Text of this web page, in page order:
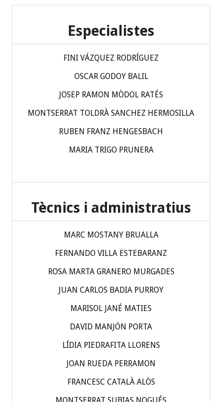
Especialistes
FINI VÁZQUEZ RODRÍGUEZ
OSCAR GODOY BALIL
JOSEP RAMON MÒDOL RATÉS
MONTSERRAT TOLDRÀ SANCHEZ HERMOSILLA
RUBEN FRANZ HENGESBACH
MARIA TRIGO PRUNERA
Tècnics i administratius
MARC MOSTANY BRUALLA
FERNANDO VILLA ESTEBARANZ
ROSA MARTA GRANERO MURGADES
JUAN CARLOS BADIA PURROY
MARISOL JANÉ MATIES
DAVID MANJÓN PORTA
LÍDIA PIEDRAFITA LLORENS
JOAN RUEDA PERRAMON
FRANCESC CATALÀ ALÒS